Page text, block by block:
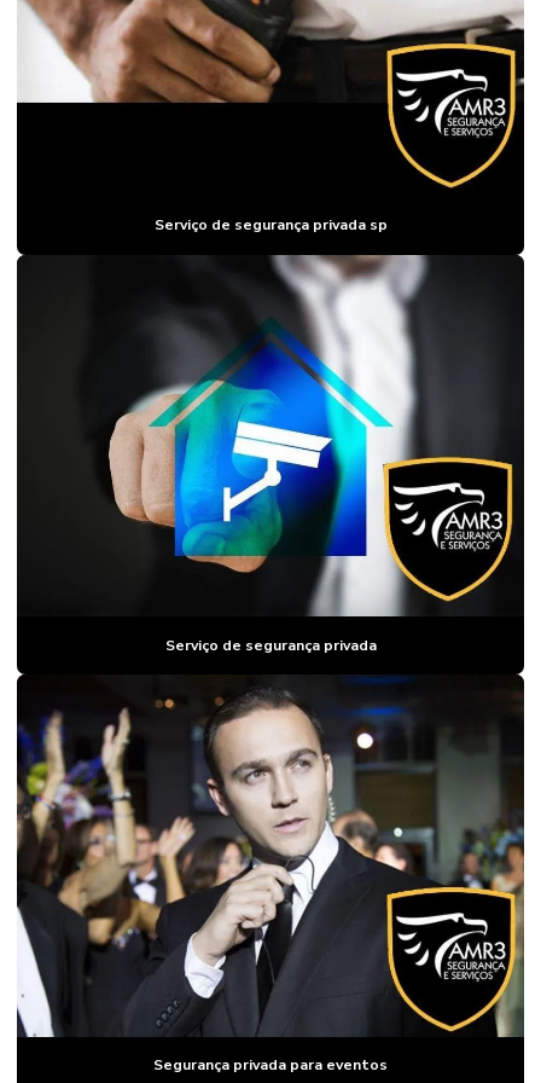
EMPRESA DE
SEGURANÇA
DE GRANDES
EVENTOS
PARA
EMPRESA DE
SEGURANÇA
PESSOAL
EMPRESA DE
SEGURANÇA E
SEGURANÇA
ZONA OESTE
EMPRESA
TERCEIRIZADA
DE
CONTROLADOR
DE ACESSO
EMPRESA DE
VIGILÂNCIA
PATRIMONIAL
EMPRESAS DE
PORTARIA E
CONTROLADOR
Serviço de segurança privada sp
Serviço de segurança privada
Segurança privada para eventos